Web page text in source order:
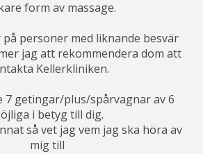
form av massage.
personer med liknande besvär
jag att rekommendera dom att
Kellerkliniken.
7 getingar/plus/spårvagnar av 6
i betyg till dig.
så vet jag vem jag ska höra av
mig till